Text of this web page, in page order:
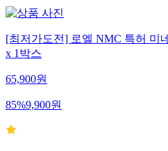
[최저가도전] 로엘 NMC 특허 미
x 1박스
65,900원
85%9,900원